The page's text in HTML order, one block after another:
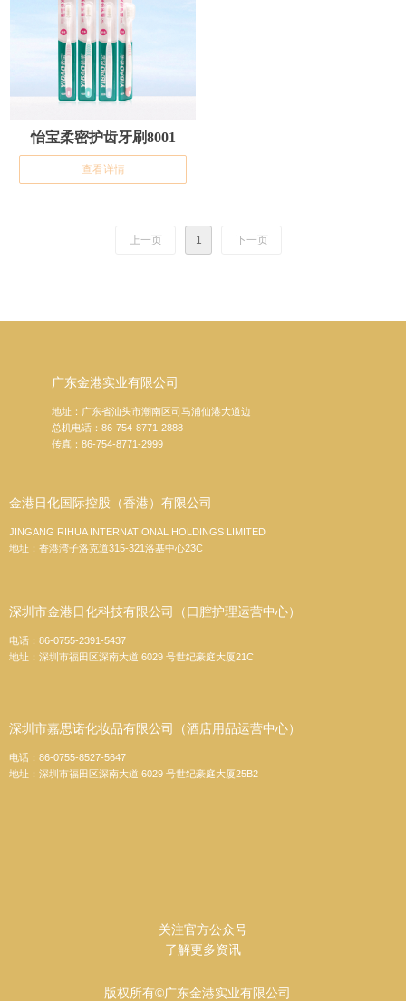
怡宝柔密护齿牙刷8001
查看详情
上一页 1 下一页
版权所有©广东金港实业有限公司
关注官方公众号
了解更多资讯
广东金港实业有限公司
地址：广东省汕头市潮南区司马浦仙港大道边
总机电话：86-754-8771-2888
传真：86-754-8771-2999
金港日化国际控股（香港）有限公司
JINGANG RIHUA INTERNATIONAL HOLDINGS LIMITED
地址：香港湾子洛克道315-321洛基中心23C
深圳市嘉思诺化妆品有限公司（酒店用品运营中心）
电话：86-0755-8527-5647
地址：深圳市福田区深南大道 6029 号世纪豪庭大厦25B2
深圳市金港日化科技有限公司（口腔护理运营中心）
电话：86-0755-2391-5437
地址：深圳市福田区深南大道 6029 号世纪豪庭大厦21C